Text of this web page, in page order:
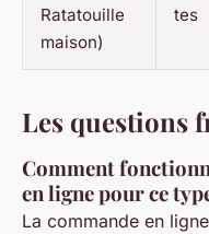
Ratatouille
maison)
tes
Les questions
Comment
en ligne pour ce
La commande en